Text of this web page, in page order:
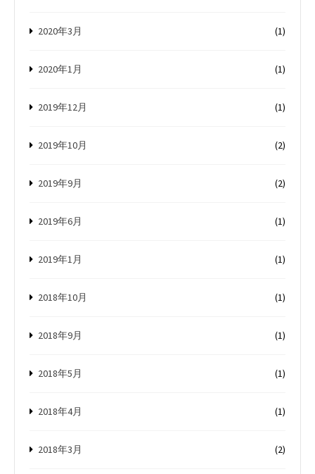
2020年3月 (1)
2020年1月 (1)
2019年12月 (1)
2019年10月 (2)
2019年9月 (2)
2019年6月 (1)
2019年1月 (1)
2018年10月 (1)
2018年9月 (1)
2018年5月 (1)
2018年4月 (1)
2018年3月 (2)